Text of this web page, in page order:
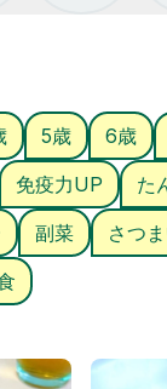
切り水につけてア
った鶏ムネにaの
、③の火を通す
ついてカリカリと
ものを入れる
ミンと鶏肉のタン
5歳 6歳
免疫力UP た
副菜 さつ